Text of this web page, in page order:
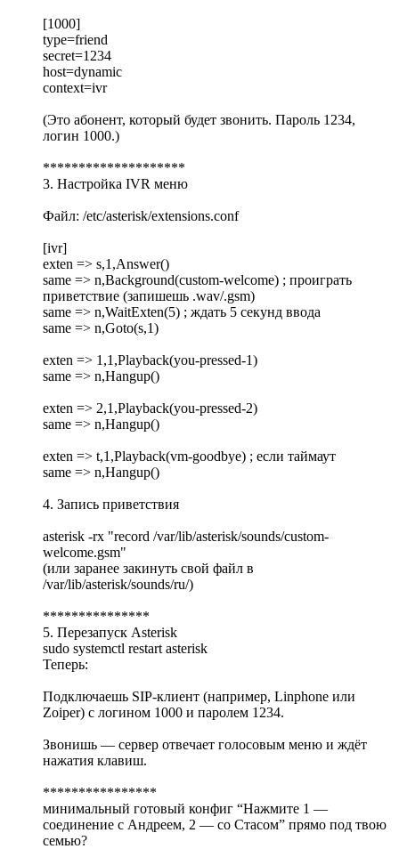
[1000]
type=friend
secret=1234
host=dynamic
context=ivr
(Это абонент, который будет звонить. Пароль 1234,
логин 1000.)
********************
3. Настройка IVR меню
Файл: /etc/asterisk/extensions.conf
[ivr]
exten => s,1,Answer()
same => n,Background(custom-welcome) ; проиграть
приветствие (запишешь .wav/.gsm)
same => n,WaitExten(5) ; ждать 5 секунд ввода
same => n,Goto(s,1)
exten => 1,1,Playback(you-pressed-1)
same => n,Hangup()
exten => 2,1,Playback(you-pressed-2)
same => n,Hangup()
exten => t,1,Playback(vm-goodbye) ; если таймаут
same => n,Hangup()
4. Запись приветствия
asterisk -rx "record /var/lib/asterisk/sounds/custom-
welcome.gsm"
(или заранее закинуть свой файл в
/var/lib/asterisk/sounds/ru/)
***************
5. Перезапуск Asterisk
sudo systemctl restart asterisk
Теперь:
Подключаешь SIP-клиент (например, Linphone или
Zoiper) с логином 1000 и паролем 1234.
Звонишь — сервер отвечает голосовым меню и ждёт
нажатия клавиш.
****************
минимальный готовый конфиг “Нажмите 1 —
соединение с Андреем, 2 — со Стасом” прямо под твою
семью?